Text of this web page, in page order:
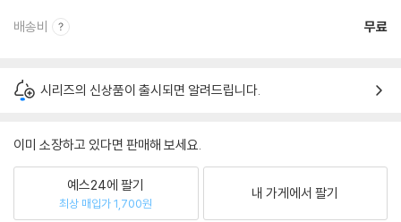
배송비 무료
시리즈의 신상품이 출시되면 알려드립니다.
이미 소장하고 있다면 판매해 보세요.
예스24에 팔기
최상 매입가 1,700원
내 가게에서 팔기